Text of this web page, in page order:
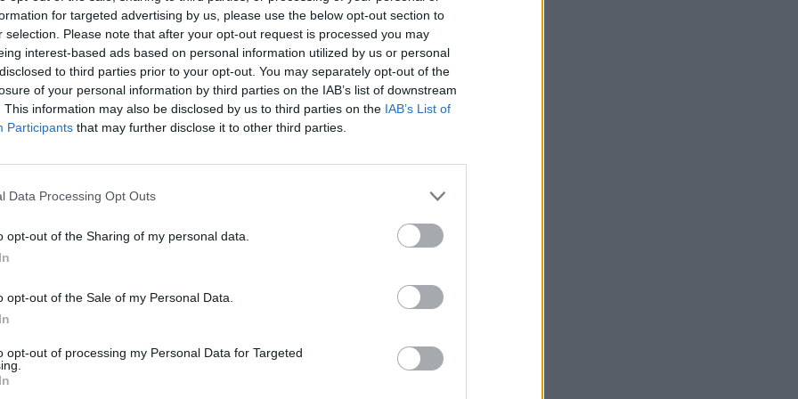
for targeted advertising by us, please use the below opt-out section to
selection. Please note that after your opt-out request is processed you may
interest-based ads based on personal information utilized by us or personal
to third parties prior to your opt-out. You may separately opt-out of the
of your personal information by third parties on the IAB’s list of downstream
This information may also be disclosed by us to third parties on the IAB’s List of
Participants that may further disclose it to other third parties.
Data Processing Opt Outs
opt-out of the Sharing of my personal data.
opt-out of the Sale of my Personal Data.
opt-out of processing my Personal Data for Targeted
μήνες νωρίτερα
αεροδρόμιο να λειτουργεί
κανονικά τον Νοέμβριο του
2028
GPT-5.6 Sol: Νέα
κατεύθυνση της
OpenAI μετά το
κυβερνητικό
εθνική
περιορισμών από την
κυβέρνηση των ΗΠΑ σχετικά